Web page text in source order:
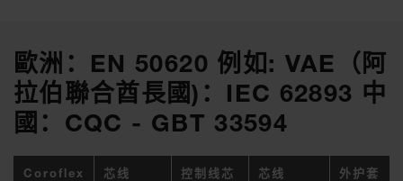
歐洲：EN 50620 例如: VAE（阿
拉伯聯合酋長國)：IEC 62893 中
國：CQC - GBT 33594
Coroflex 芯线 控制线芯 芯线 外护套